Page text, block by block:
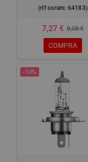
(rif osram: 64183)
7,27 € 8,08 €
COMPRA
-10%